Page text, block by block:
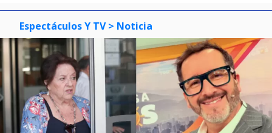
Espectáculos Y TV > Noticia